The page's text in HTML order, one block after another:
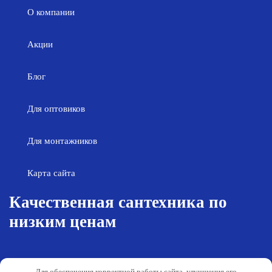
О компании
Акции
Блог
Для оптовиков
Для монтажников
Карта сайта
Качественная сантехника по
низким ценам